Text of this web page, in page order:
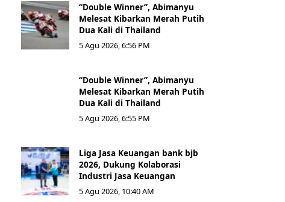
“Double Winner”, Abimanyu
Melesat Kibarkan Merah Putih
Dua Kali di Thailand
5 Agu 2026, 6:56 PM
“Double Winner”, Abimanyu
Melesat Kibarkan Merah Putih
Dua Kali di Thailand
5 Agu 2026, 6:55 PM
Liga Jasa Keuangan bank bjb
2026, Dukung Kolaborasi
Industri Jasa Keuangan
5 Agu 2026, 10:40 AM